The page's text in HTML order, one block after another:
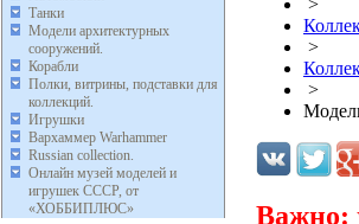
Танки
Модели архитектурных
сооружений.
Корабли
Полки, витрины, подставки для
коллекций.
Игрушки
Вархаммер Warhammer
Russian collection.
Онлайн музей моделей и
игрушек СССР, от
«ХОББИПЛЮС»
>
>
>
Важно: